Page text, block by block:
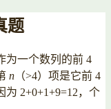
题
为一个数列的前 4
n （>4）项是它前 4
2+0+1+9=12，个